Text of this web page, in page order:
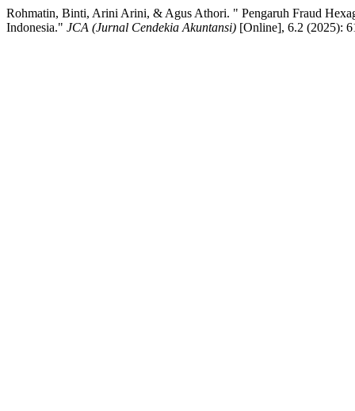
Rohmatin, Binti, Arini Arini, & Agus Athori. " Pengaruh Fraud
Indonesia." JCA (Jurnal Cendekia Akuntansi) [Online], 6.2 (2025):